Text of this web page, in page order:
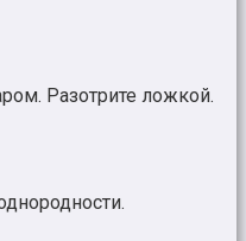
Разотрите ложкой.